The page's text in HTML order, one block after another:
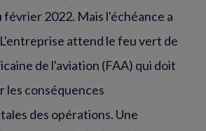
février 2022. Mais l'échéance a
attend le feu vert de
de l'aviation (FAA) qui doit
les conséquences
des opérations. Une